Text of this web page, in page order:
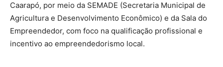
Caarapó, por meio da SEMADE (Secretaria Municipal de
Agricultura e Desenvolvimento Econômico) e da Sala do
Empreendedor, com foco na qualificação profissional e
incentivo ao empreendedorismo local.